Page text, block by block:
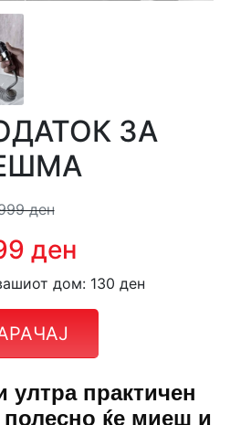
ЗА
ден
ден
дом: 130 ден
ултра практичен
полесно ќе миеш и